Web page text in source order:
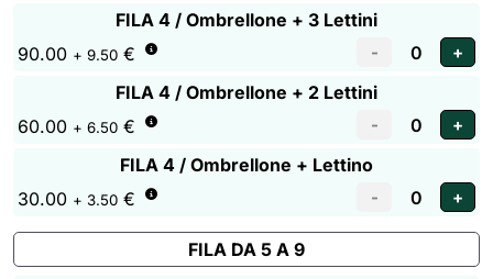
FILA 4 / Ombrellone + 3 Lettini
90.00 + 9.50 €
FILA 4 / Ombrellone + 2 Lettini
60.00 + 6.50 €
FILA 4 / Ombrellone + Lettino
30.00 + 3.50 €
FILA DA 5 A 9